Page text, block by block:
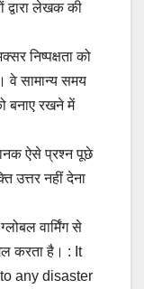
द्वारा लेखक की
निष्पक्षता को
वे सामान्य समय
बनाए रखने में
ऐसे प्रश्न पूछे
उत्तर नहीं देना
वार्मिंग से
करता है। : It
any disaster